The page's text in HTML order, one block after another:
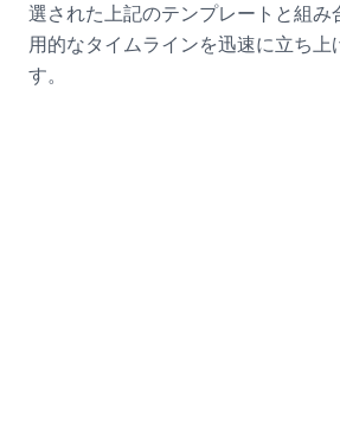
選された上記のテンプレートと組み
用的なタイムラインを迅速に立ち上
す。